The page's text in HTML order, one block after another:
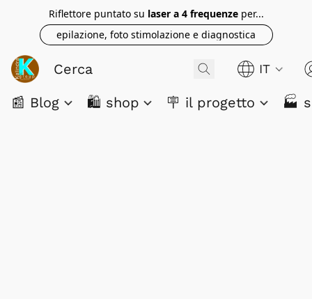
Riflettore puntato su laser a 4 frequenzeper...
epilazione, foto stimolazione e diagnostica
IT
📰 Blog 🛍️ shop 🪧 il progetto 🏭